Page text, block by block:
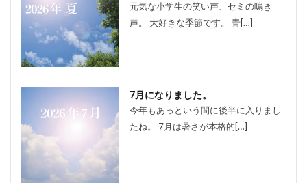
元気な小学生の笑い声、セミの鳴き
声。 大好きな季節です。 青[…]
7月になりました。
今年もあっという間に後半に入りまし
たね。 7月は暑さが本格的[…]